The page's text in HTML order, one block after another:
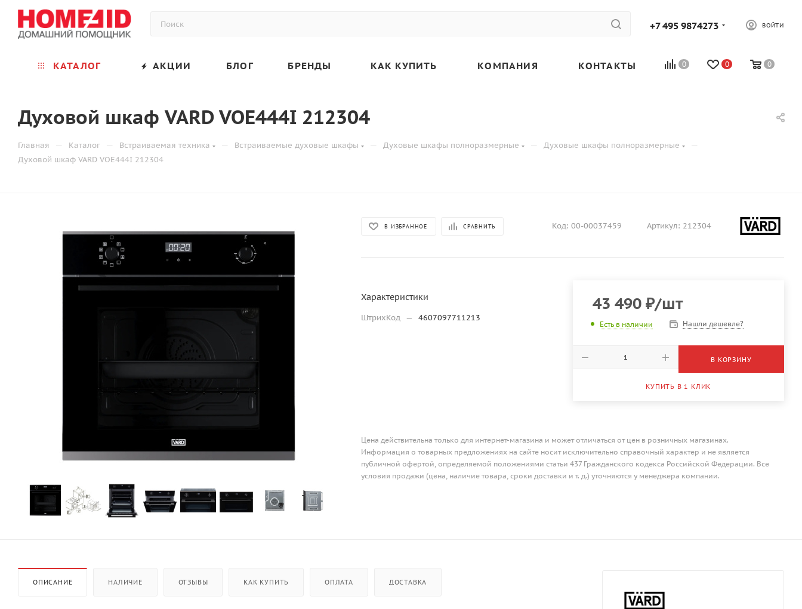
+7 495 9874273 ВОЙТИ
0 0 0
КАТАЛОГ АКЦИИ БЛОГ БРЕНДЫ КАК КУПИТЬ КОМПАНИЯ КОНТАКТЫ
Духовой шкаф VARD VOE444I 212304
Главная — Каталог — Встраиваемая техника — Встраиваемые духовые шкафы — Духовые шкафы полноразмерные — Духовые шкафы полноразмерные —
Духовой шкаф VARD VOE444I 212304
В ИЗБРАННОЕ СРАВНИТЬ Код: 00-00037459 Артикул: 212304
Характеристики
ШтрихКод — 4607097711213
43 490₽/шт
Есть в наличии Нашли дешевле?
В КОРЗИНУ
КУПИТЬ В 1 КЛИК
Цена действительна только для интернет-магазина и может отличаться от цен в розничных магазинах.
Информация о товарных предложениях на сайте носит исключительно справочный характер и не является
публичной офертой, определяемой положениями статьи 437 Гражданского кодекса Российской Федерации. Все
условия продажи (цена, наличие товара, сроки доставки и т. д.) уточняются у менеджера компании.
ОПИСАНИЕ НАЛИЧИЕ ОТЗЫВЫ КАК КУПИТЬ ОПЛАТА ДОСТАВКА